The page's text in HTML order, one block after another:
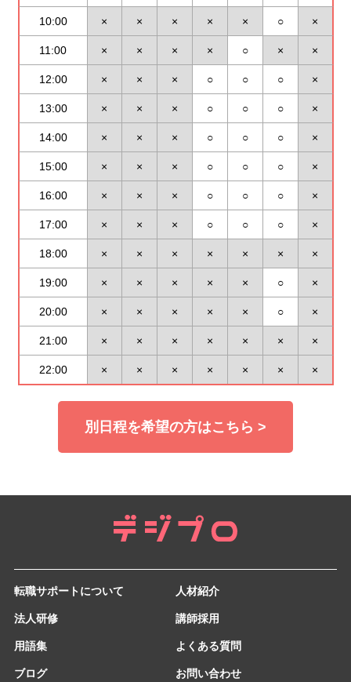
10:00 × × × × × ○ ×
11:00 × × × × ○ × ×
12:00 × × × ○ ○ ○ ×
13:00 × × × ○ ○ ○ ×
14:00 × × × ○ ○ ○ ×
15:00 × × × ○ ○ ○ ×
16:00 × × × ○ ○ ○ ×
17:00 × × × ○ ○ ○ ×
18:00 × × × × × × ×
19:00 × × × × × ○ ×
20:00 × × × × × ○ ×
21:00 × × × × × × ×
22:00 × × × × × × ×
別日程を希望の方はこちら >
転職サポートについて 人材紹介
法人研修 講師採用
用語集 よくある質問
ブログ お問い合わせ